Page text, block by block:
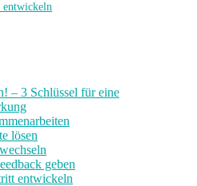
– 3 Schlüssel für eine
lösen
geben
entwickeln